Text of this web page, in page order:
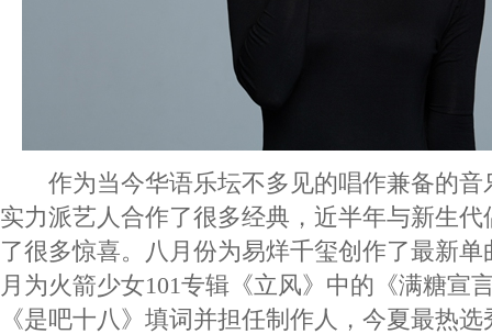
作为当今华语乐坛不多见的唱作兼备的音
实力派艺人合作了很多经典，近半年与新生
了很多惊喜。八月份为易烊千玺创作了最新
月为火箭少女101专辑《立风》中的《满糖宣
《是吧十八》填词并担任制作人，今夏最热